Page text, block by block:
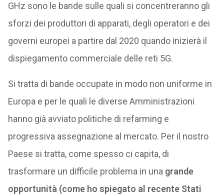
GHz sono le bande sulle quali si concentreranno gli
sforzi dei produttori di apparati, degli operatori e dei
governi europei a partire dal 2020 quando inizierà il
dispiegamento commerciale delle reti 5G.
Si tratta di bande occupate in modo non uniforme in
Europa e per le quali le diverse Amministrazioni
hanno già avviato politiche di refarming e
progressiva assegnazione al mercato. Per il nostro
Paese si tratta, come spesso ci capita, di
trasformare un difficile problema in una grande
opportunità (come ho spiegato al recente Stati